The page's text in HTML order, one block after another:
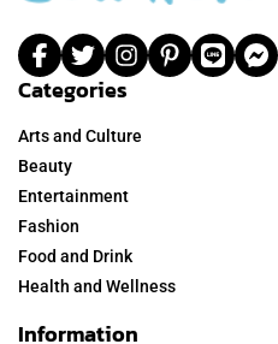
Categories
Arts and Culture
Beauty
Entertainment
Fashion
Food and Drink
Health and Wellness
Information